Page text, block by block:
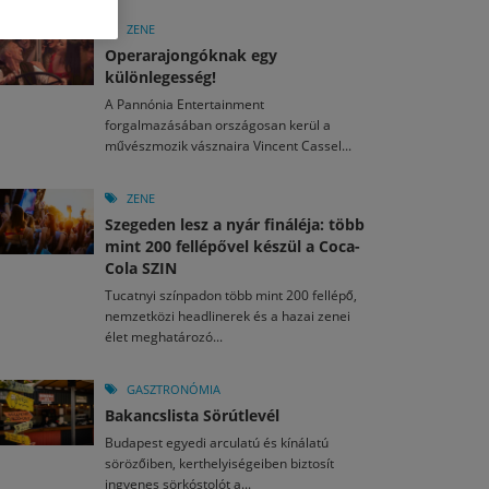
2026. JÚL. 15.
nézők 10 kedvenc filmje 2026 első félévében
án hozzánk is megérkezik a Rocktábor
2026. JÚL. 29.
a jubileumi Művészetek Völgye – még öt
kulturális ünnep
egy mese: 30 napos mesekihívást indít a Libri
2026. MÁJ. 11.
László kapta az Artisjus Irodalmi Nagydíjat
ZENE
Operarajongóknak egy
különlegesség!
A Pannónia Entertainment
forgalmazásában országosan kerül a
művészmozik vásznaira Vincent Cassel...
ZENE
Szegeden lesz a nyár fináléja: több
mint 200 fellépővel készül a Coca-
Cola SZIN
Tucatnyi színpadon több mint 200 fellépő,
nemzetközi headlinerek és a hazai zenei
élet meghatározó...
GASZTRONÓMIA
Bakancslista Sörútlevél
Budapest egyedi arculatú és kínálatú
sörözőiben, kerthelyiségeiben biztosít
ingyenes sörkóstolót a...